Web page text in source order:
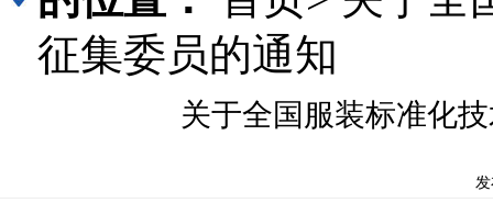
征集委员的通知
关于全国服装标准化
发